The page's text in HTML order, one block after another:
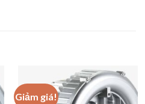
Giảm giá!